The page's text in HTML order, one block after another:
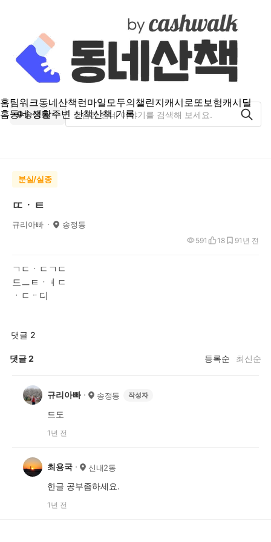
홈팀워크동네산책런마일모두의챌린지캐시로또보험캐시딜
홈동네 생활주변 산책산책 기록
송정동
분실/실종
ㄸㆍㅌ
규리아빠 송정동
1년 전
591 18 9
ㄱㄷㆍㄷㄱㄷ
드ㅡㅌㆍㅕㄷ
ㆍㄷᆢ디
댓글 2
댓글2 등록순 최신순
규리아빠 송정동 작성자
드도
1년 전
최용국 신내2동
한글 공부좀하세요.
1년 전